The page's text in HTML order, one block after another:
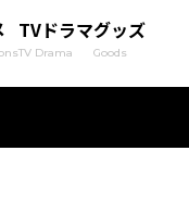
TVドラマ
TV Drama
グッズ
Goods